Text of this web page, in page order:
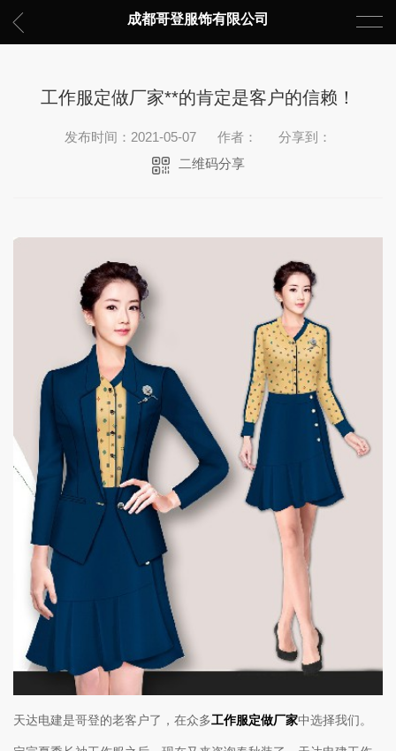
成都哥登服饰有限公司
工作服定做厂家**的肯定是客户的信赖！
发布时间：2021-05-07 作者：
分享到：
二维码分享
天达电建是哥登的老客户了，在众多工作服定做厂家中选择我们。